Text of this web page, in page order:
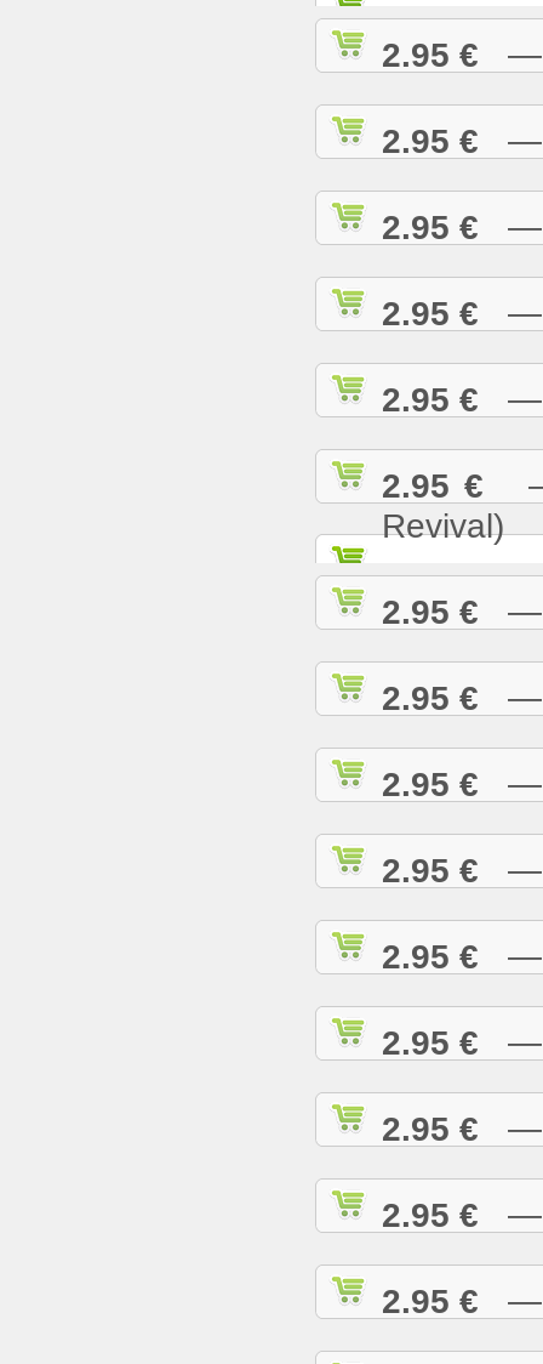
2.95 € —
2.95 € —
2.95 € —
2.95 € —
2.95 € —
2.95 € —
Revival)
2.95 € —
2.95 € —
2.95 € —
2.95 € —
2.95 € —
2.95 € —
2.95 € —
2.95 € —
2.95 € —